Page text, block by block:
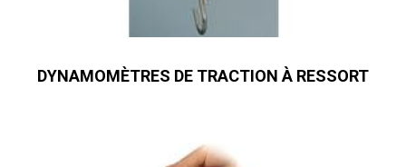
DYNAMOMÈTRES DE TRACTION À RESSORT